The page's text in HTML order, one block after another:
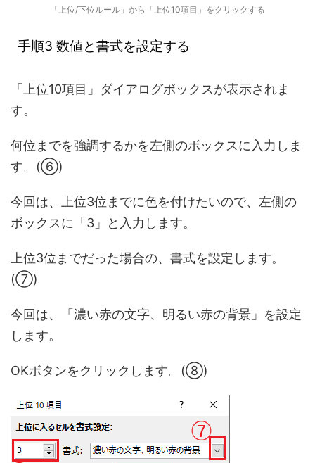
「上位/下位ルール」から「上位10項目」をクリックする
手順3 数値と書式を設定する
「上位10項目」ダイアログボックスが表示されま
す。
何位までを強調するかを左側のボックスに入力しま
す。(⑥)
今回は、上位3位までに色を付けたいので、左側の
ボックスに「3」と入力します。
上位3位までだった場合の、書式を設定します。
(⑦)
今回は、「濃い赤の文字、明るい赤の背景」を設定
します。
OKボタンをクリックします。(⑧)